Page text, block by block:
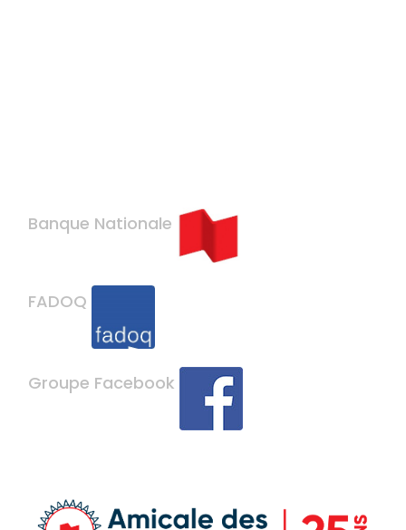
Banque Nationale
FADOQ
Groupe Facebook